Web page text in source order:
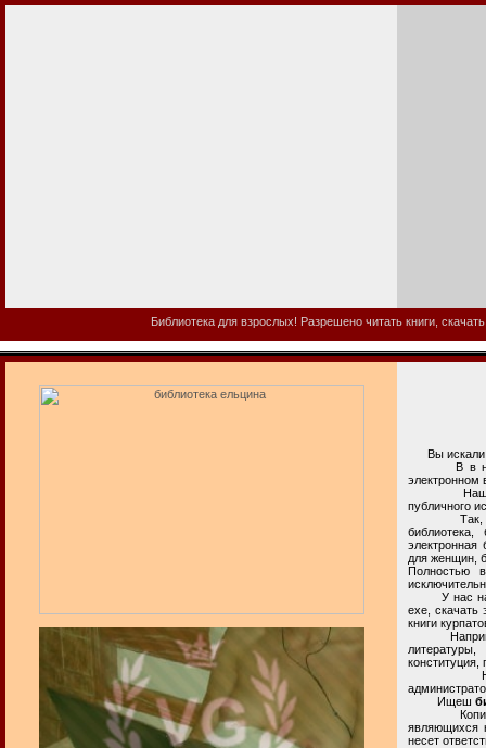
Библиотека для взрослых! Разрешено читать книги,
Вы искали
В в нашей
электронном
Наша
публичного
Так, в
библиотека,
электронная
для женщин,
Полностью
У нас на
exe, скачать
книги
Например,
литературы,
конституция,
Ищеш
являющихся
несет